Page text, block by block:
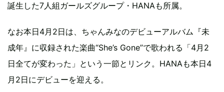
誕生した7人組ガールズグループ・HANAも所属。
なお本日4月2日は、ちゃんみなのデビューアルバム『未
成年』に収録された楽曲“She’s Gone”で歌われる「4月2
日全てが変わった」という一節とリンク。HANAも本日4
月2日にデビューを迎える。